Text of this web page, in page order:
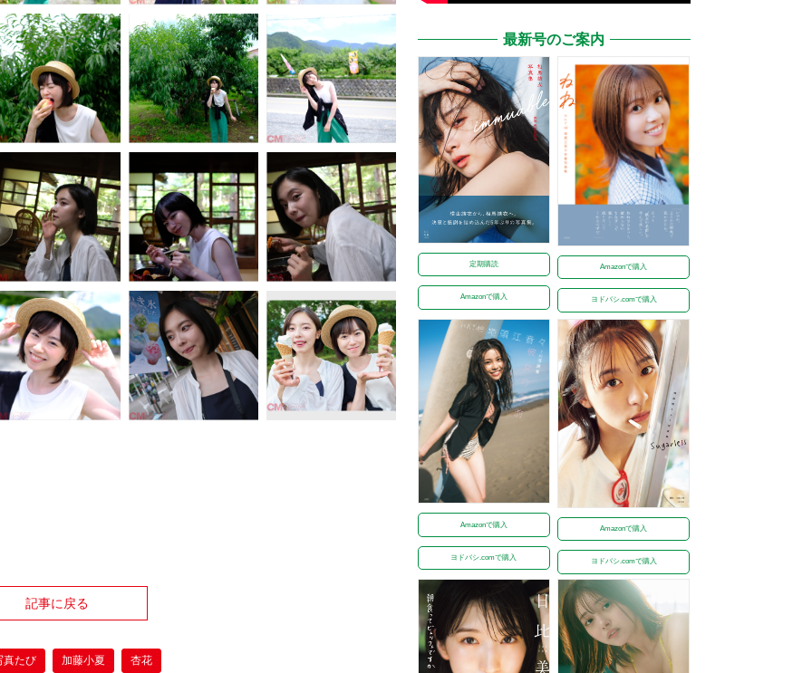
記事に戻る
真たび 加藤小夏 杏花
最新号のご案内
定期購読
Amazonで購入
Amazonで購入
ヨドバシ.comで購入
Amazonで購入
ヨドバシ.comで購入
Amazonで購入
ヨドバシ.comで購入